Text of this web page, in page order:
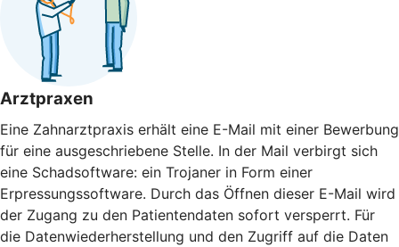
Arztpraxen
Eine Zahnarztpraxis erhält eine E-Mail mit einer Bewerbung
für eine ausgeschriebene Stelle. In der Mail verbirgt sich
eine Schadsoftware: ein Trojaner in Form einer
Erpressungssoftware. Durch das Öffnen dieser E-Mail wird
der Zugang zu den Patientendaten sofort versperrt. Für
die Datenwiederherstellung und den Zugriff auf die Daten